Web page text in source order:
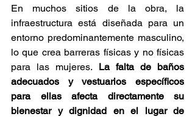
En muchos sitios de la obra, la
infraestructura está diseñada para un
entorno predominantemente masculino,
lo que crea barreras físicas y no físicas
para las mujeres. La falta de baños
adecuados y vestuarios específicos
para ellas afecta directamente su
bienestar y dignidad en el lugar de